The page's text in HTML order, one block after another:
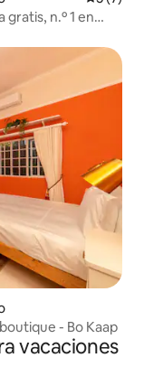
n.º 1 en
- Bo Kaap
vacaciones